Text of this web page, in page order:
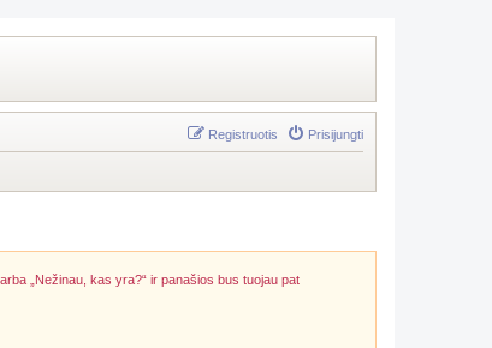
Prisijungti
Registruotis
„Nežinau, kas yra?“ ir panašios bus tuojau pat